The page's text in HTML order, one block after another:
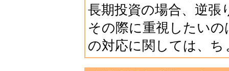
長期投資の場合、逆
その際に重視したい
の対応に関しては、